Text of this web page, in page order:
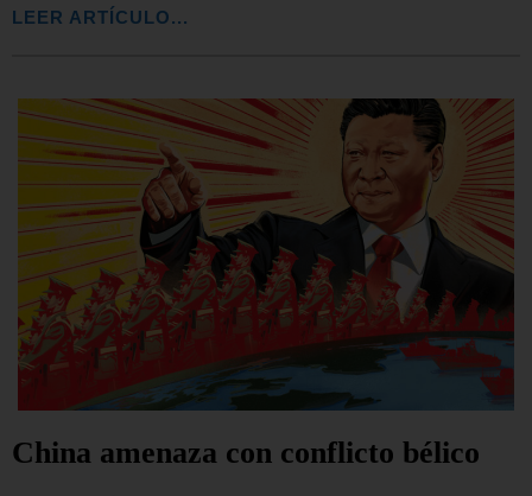
LEER ARTÍCULO...
China amenaza con conflicto bélico